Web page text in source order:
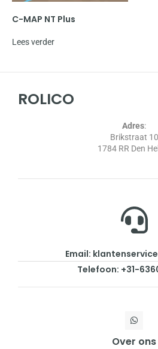
C-MAP NT Plus
Lees verder
ROLICO
Adres:
Brikstraat 10
1784 RR Den
Email:
Telefoon: +31-
Over ons